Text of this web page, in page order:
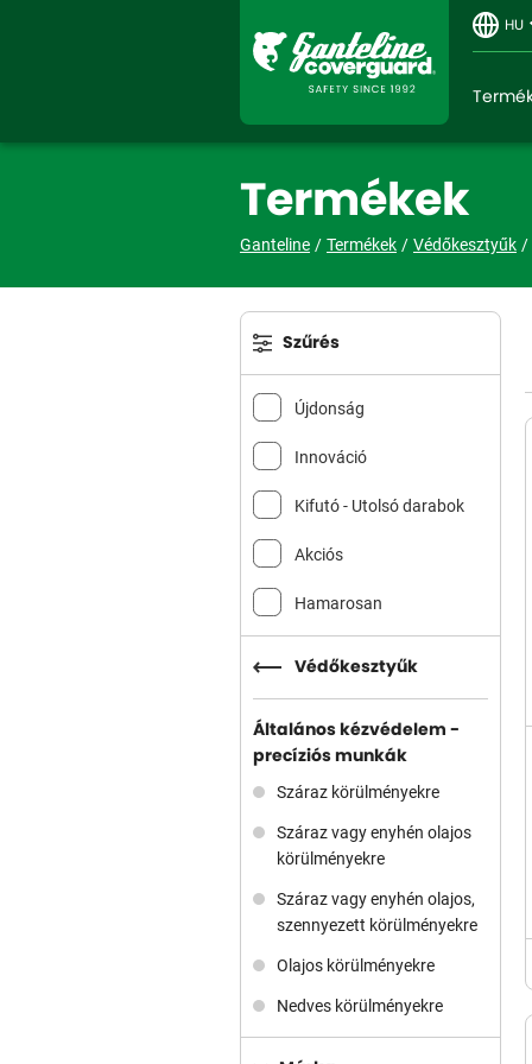
HU
Termékek
Ganteline Termékek Védőkesztyűk
Szűrés
Újdonság
Innováció
Kifutó - Utolsó darabok
Akciós
Hamarosan
Védőkesztyűk
Általános kézvédelem -
precíziós munkák
Száraz körülményekre
Száraz vagy enyhén olajos
körülményekre
Száraz vagy enyhén olajos,
szennyezett körülményekre
Olajos körülményekre
Nedves körülményekre